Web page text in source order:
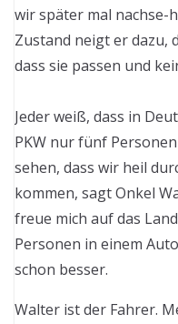
wir später mal nachse-
Zustand neigt er dazu,
dass sie passen und
Jeder weiß, dass in
PKW nur fünf
sehen, dass wir heil
kommen, sagt Onkel
freue mich auf das
Personen in einem
schon besser.
Walter ist der Fahrer.